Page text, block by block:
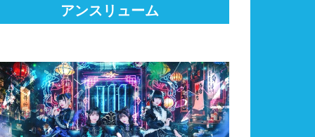
アンスリューム